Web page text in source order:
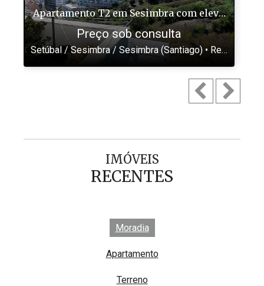
Apartamento T2 em Sesimbra com elevador e
Preço sob consulta
Setúbal / Sesimbra / Sesimbra (Santiago) • Ref: NO223
IMÓVEIS
RECENTES
Moradia
Apartamento
Terreno